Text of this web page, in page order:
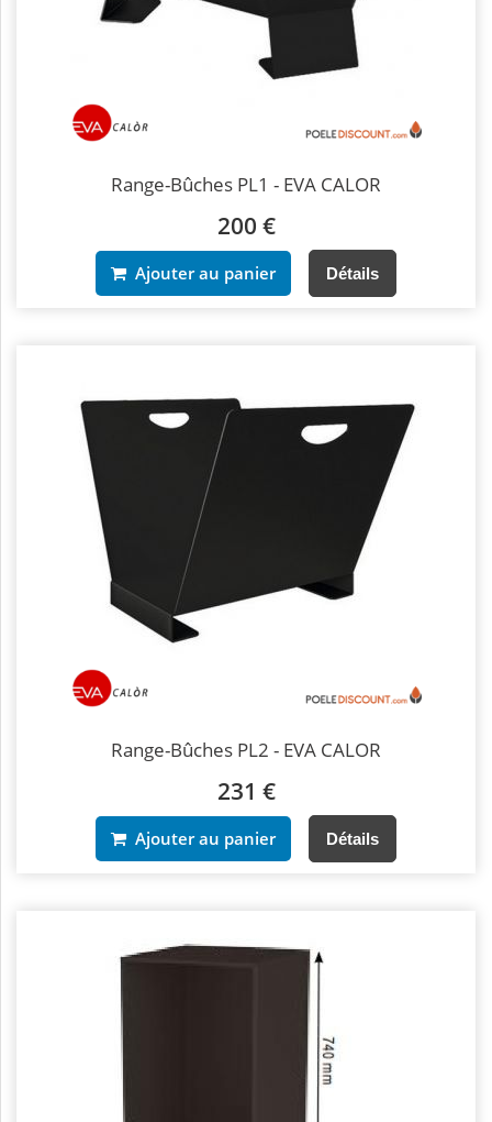
Range-Bûches PL1 - EVA CALOR
200 €
Ajouter au panier Détails
Range-Bûches PL2 - EVA CALOR
231 €
Ajouter au panier Détails